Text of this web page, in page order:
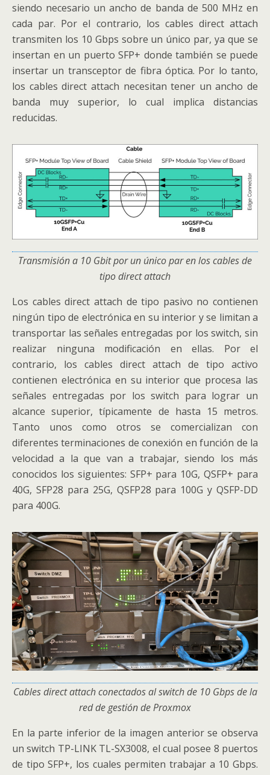
siendo necesario un ancho de banda de 500 MHz en
cada par. Por el contrario, los cables direct attach
transmiten los 10 Gbps sobre un único par, ya que se
insertan en un puerto SFP+ donde también se puede
insertar un transceptor de fibra óptica. Por lo tanto,
los cables direct attach necesitan tener un ancho de
banda muy superior, lo cual implica distancias
reducidas.
Transmisión a 10 Gbit por un único par en los cables de
tipo direct attach
Los cables direct attach de tipo pasivo no contienen
ningún tipo de electrónica en su interior y se limitan a
transportar las señales entregadas por los switch, sin
realizar ninguna modificación en ellas. Por el
contrario, los cables direct attach de tipo activo
contienen electrónica en su interior que procesa las
señales entregadas por los switch para lograr un
alcance superior, típicamente de hasta 15 metros.
Tanto unos como otros se comercializan con
diferentes terminaciones de conexión en función de la
velocidad a la que van a trabajar, siendo los más
conocidos los siguientes: SFP+ para 10G, QSFP+ para
40G, SFP28 para 25G, QSFP28 para 100G y QSFP-DD
para 400G.
Cables direct attach conectados al switch de 10 Gbps de la
red de gestión de Proxmox
En la parte inferior de la imagen anterior se observa
un switch TP-LINK TL-SX3008, el cual posee 8 puertos
de tipo SFP+, los cuales permiten trabajar a 10 Gbps.